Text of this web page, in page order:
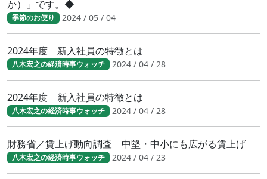
か）」です。◆
季節のお便り 2024 / 05 / 04
2024年度 新入社員の特徴とは
八木宏之の経済時事ウォッチ 2024 / 04 / 28
2024年度 新入社員の特徴とは
八木宏之の経済時事ウォッチ 2024 / 04 / 28
財務省／賃上げ動向調査 中堅・中小にも広がる賃上げ
八木宏之の経済時事ウォッチ 2024 / 04 / 23